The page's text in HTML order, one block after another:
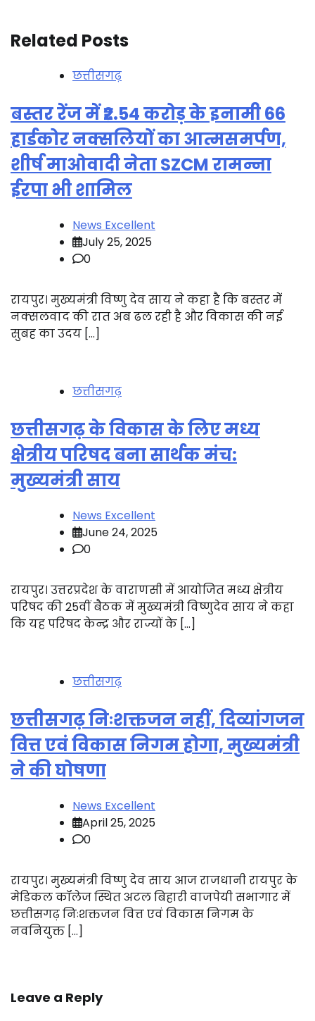
Related Posts
छत्तीसगढ़
बस्तर रेंज में ₹2.54 करोड़ के इनामी 66
हार्डकोर नक्सलियों का आत्मसमर्पण,
शीर्ष माओवादी नेता SZCM रामन्ना
ईरपा भी शामिल
News Excellent
July 25, 2025
0
रायपुर। मुख्यमंत्री विष्णु देव साय ने कहा है कि बस्तर में
नक्सलवाद की रात अब ढल रही है और विकास की नई
सुबह का उदय […]
छत्तीसगढ़
छत्तीसगढ़ के विकास के लिए मध्य
क्षेत्रीय परिषद बना सार्थक मंच:
मुख्यमंत्री साय
News Excellent
June 24, 2025
0
रायपुर। उत्तरप्रदेश के वाराणसी में आयोजित मध्य क्षेत्रीय
परिषद की 25वीं बैठक में मुख्यमंत्री विष्णुदेव साय ने कहा
कि यह परिषद केन्द्र और राज्यों के […]
छत्तीसगढ़
छत्तीसगढ़ निःशक्तजन नहीं, दिव्यांगजन
वित्त एवं विकास निगम होगा, मुख्यमंत्री
ने की घोषणा
News Excellent
April 25, 2025
0
रायपुर। मुख्यमंत्री विष्णु देव साय आज राजधानी रायपुर के
मेडिकल कॉलेज स्थित अटल बिहारी वाजपेयी सभागार में
छत्तीसगढ़ निःशक्तजन वित्त एवं विकास निगम के
नवनियुक्त […]
Leave a Reply